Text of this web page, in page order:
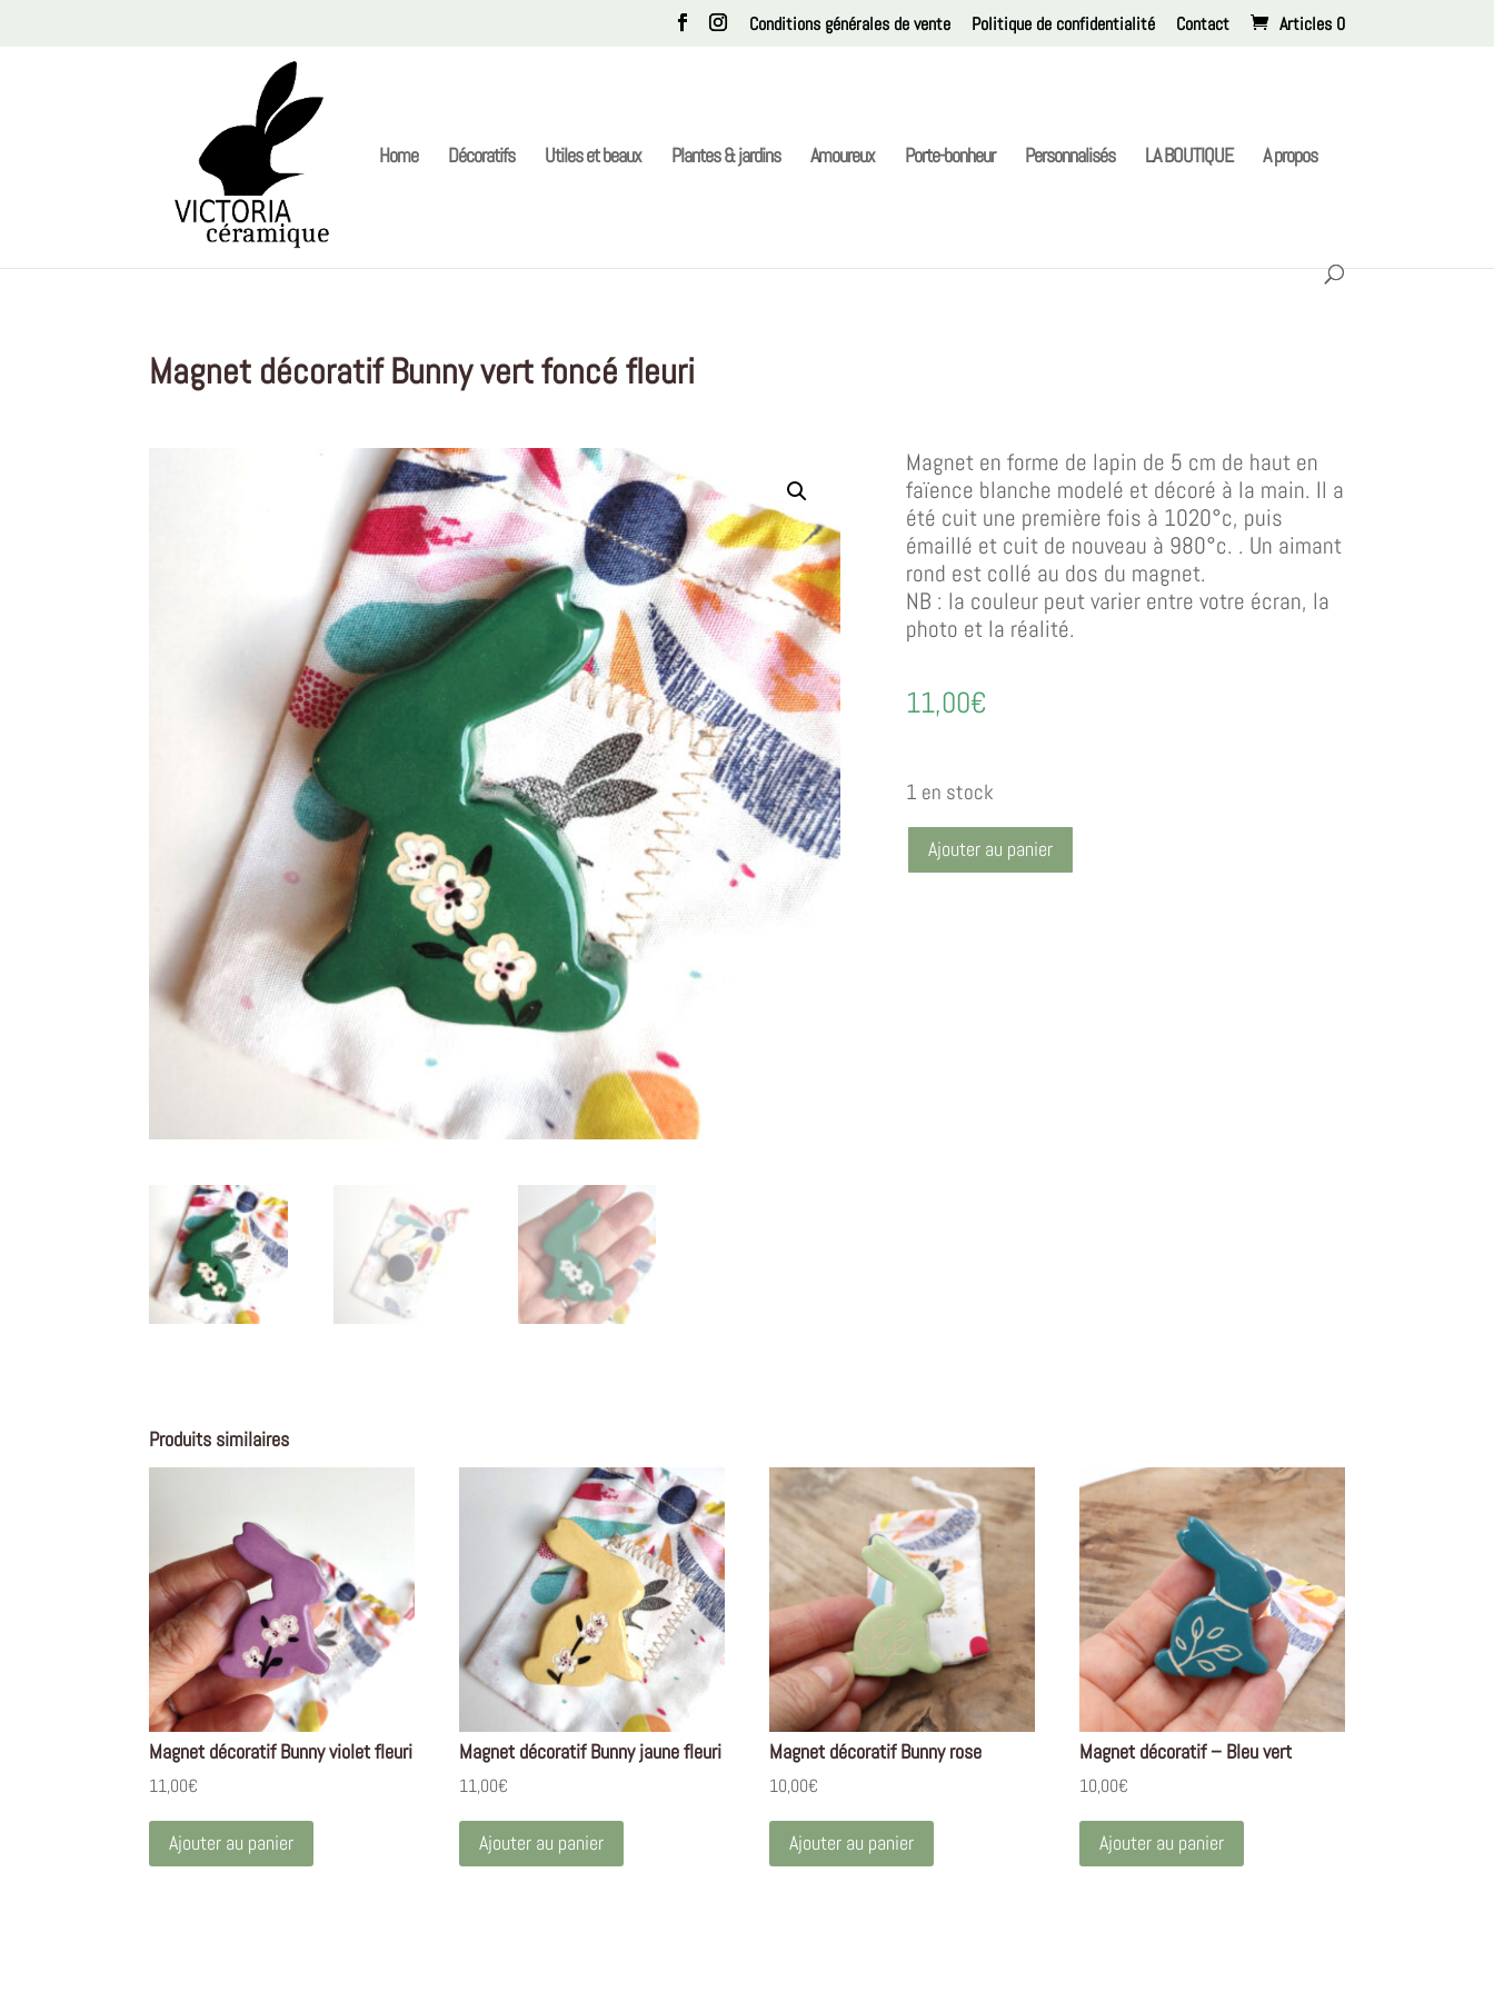
Conditions générales de vente Politique de confidentialité Contact Articles 0
Home Décoratifs Utiles et beaux Plantes & jardins Amoureux Porte-bonheur Personnalisés LA BOUTIQUE A propos
Magnet décoratif Bunny vert foncé fleuri
Magnet en forme de lapin de 5 cm de haut en
faïence blanche modelé et décoré à la main. Il a
été cuit une première fois à 1020°c, puis
émaillé et cuit de nouveau à 980°c. . Un aimant
rond est collé au dos du magnet.
NB : la couleur peut varier entre votre écran, la
photo et la réalité.
11,00€
1 en stock
Ajouter au panier
Produits similaires
Magnet décoratif Bunny violet fleuri
11,00€
Ajouter au panier
Magnet décoratif Bunny jaune fleuri
11,00€
Ajouter au panier
Magnet décoratif Bunny rose
10,00€
Ajouter au panier
Magnet décoratif – Bleu vert
10,00€
Ajouter au panier